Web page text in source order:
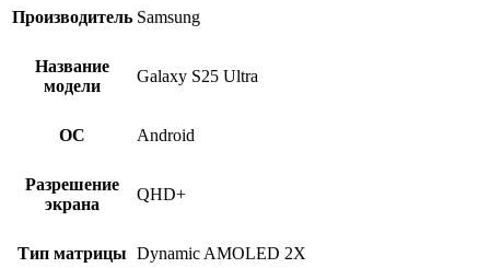
Производитель Samsung
Название
модели
Galaxy S25 Ultra
ОС Android
Разрешение
экрана
QHD+
Тип матрицы Dynamic AMOLED 2X